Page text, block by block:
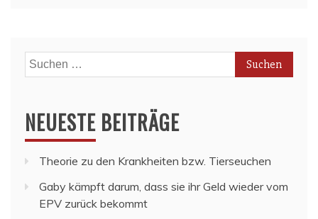
Suchen
nach:
NEUESTE BEITRÄGE
Theorie zu den Krankheiten bzw. Tierseuchen
Gaby kämpft darum, dass sie ihr Geld wieder vom
EPV zurück bekommt